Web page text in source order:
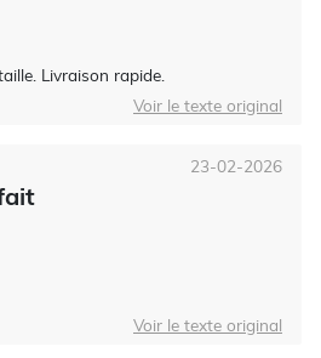
Livraison rapide.
Voir le texte original
23-02-2026
Voir le texte original